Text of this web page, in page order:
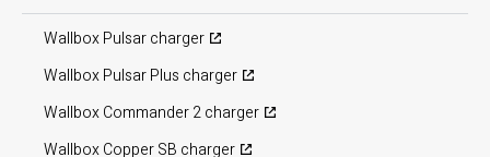
Wallbox Pulsar charger
Wallbox Pulsar Plus charger
Wallbox Commander 2 charger
Wallbox Copper SB charger